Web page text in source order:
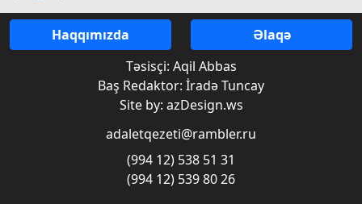
Haqqımızda
Əlaqə
Təsisçi: Aqil Abbas
Baş Redaktor: İradə Tuncay
Site by: azDesign.ws
adaletqezeti@rambler.ru
(994 12) 538 51 31
(994 12) 539 80 26